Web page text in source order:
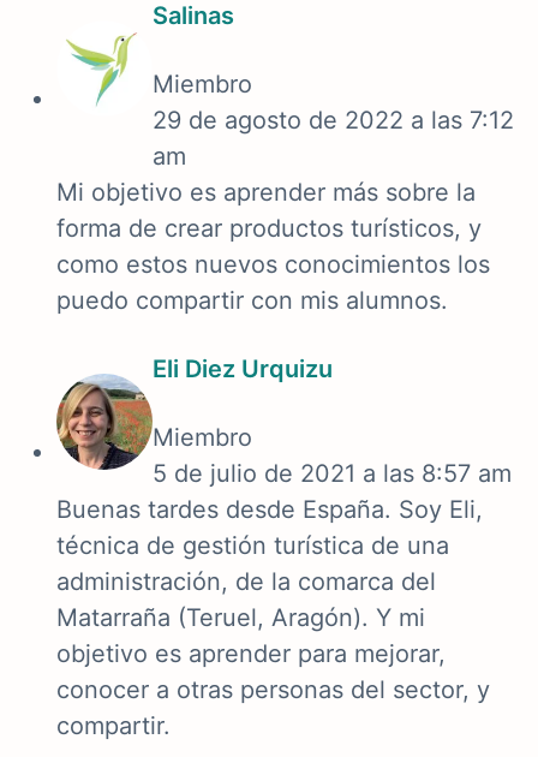
Salinas
Miembro
29 de agosto de 2022 a las 7:12
am
Mi objetivo es aprender más sobre la
forma de crear productos turísticos, y
como estos nuevos conocimientos los
puedo compartir con mis alumnos.
Eli Diez Urquizu
Miembro
5 de julio de 2021 a las 8:57 am
Buenas tardes desde España. Soy Eli,
técnica de gestión turística de una
administración, de la comarca del
Matarraña (Teruel, Aragón). Y mi
objetivo es aprender para mejorar,
conocer a otras personas del sector, y
compartir.